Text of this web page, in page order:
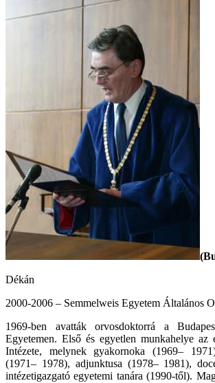
Dékán
2000-2006 – Semmelweis Egyetem Általános
1969-ben avatták orvosdoktorrá a
Egyetemen. Első és egyetlen munkahelye az
Intézete, melynek gyakornoka (1969–
(1971– 1978), adjunktusa (1978– 1981),
intézetigazgató egyetemi tanára (1990-től).